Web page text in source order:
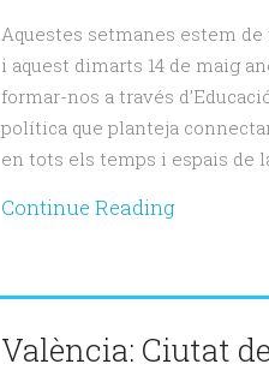
Aquestes setmanes estem
i aquest dimarts 14 de maig
formar-nos a través
política que planteja
en tots els temps i espais de
Continue Reading
València: Ciutat